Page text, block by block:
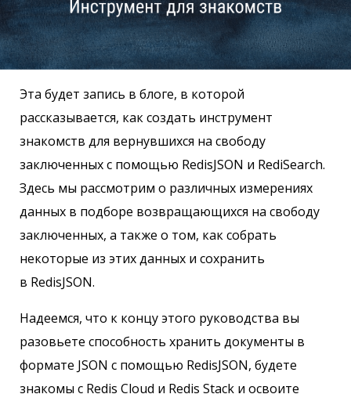
Эта будет запись в блоге, в которой
рассказывается, как создать инструмент
знакомств для вернувшихся на свободу
заключенных с помощью RedisJSON и RediSearch.
Здесь мы рассмотрим о различных измерениях
данных в подборе возвращающихся на свободу
заключенных, а также о том, как собрать
некоторые из этих данных и сохранить
в RedisJSON.
Надеемся, что к концу этого руководства вы
разовьете способность хранить документы в
формате JSON с помощью RedisJSON, будете
знакомы с Redis Cloud и Redis Stack и освоите